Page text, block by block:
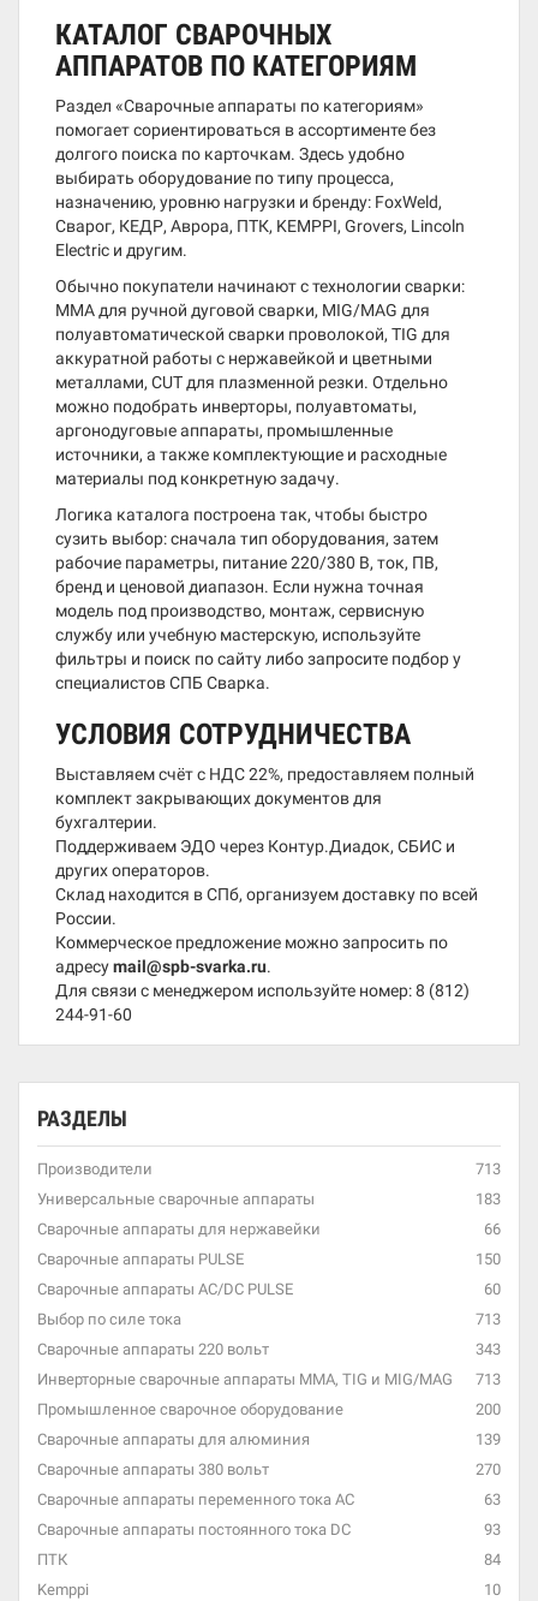
КАТАЛОГ СВАРОЧНЫХ
АППАРАТОВ ПО КАТЕГОРИЯМ
Раздел «Сварочные аппараты по категориям»
помогает сориентироваться в ассортименте без
долгого поиска по карточкам. Здесь удобно
выбирать оборудование по типу процесса,
назначению, уровню нагрузки и бренду: FoxWeld,
Сварог, КЕДР, Аврора, ПТК, KEMPPI, Grovers, Lincoln
Electric и другим.
Обычно покупатели начинают с технологии сварки:
MMA для ручной дуговой сварки, MIG/MAG для
полуавтоматической сварки проволокой, TIG для
аккуратной работы с нержавейкой и цветными
металлами, CUT для плазменной резки. Отдельно
можно подобрать инверторы, полуавтоматы,
аргонодуговые аппараты, промышленные
источники, а также комплектующие и расходные
материалы под конкретную задачу.
Логика каталога построена так, чтобы быстро
сузить выбор: сначала тип оборудования, затем
рабочие параметры, питание 220/380 В, ток, ПВ,
бренд и ценовой диапазон. Если нужна точная
модель под производство, монтаж, сервисную
службу или учебную мастерскую, используйте
фильтры и поиск по сайту либо запросите подбор у
специалистов СПБ Сварка.
УСЛОВИЯ СОТРУДНИЧЕСТВА
Выставляем счёт с НДС 22%, предоставляем полный
комплект закрывающих документов для
бухгалтерии.
Поддерживаем ЭДО через Контур.Диадок, СБИС и
других операторов.
Склад находится в СПб, организуем доставку по всей
России.
Коммерческое предложение можно запросить по
адресуmail@spb-svarka.ru.
Для связи с менеджером используйте номер:8 (812)
244-91-60
РАЗДЕЛЫ
Производители
713
Универсальные сварочные аппараты
183
Сварочные аппараты для нержавейки
66
Сварочные аппараты PULSE
150
Сварочные аппараты AC/DC PULSE
60
Выбор по силе тока
713
Сварочные аппараты 220 вольт
343
Инверторные сварочные аппараты MMA, TIG и MIG/MAG
713
Промышленное сварочное оборудование
200
Сварочные аппараты для алюминия
139
Сварочные аппараты 380 вольт
270
Сварочные аппараты переменного тока AC
63
Сварочные аппараты постоянного тока DC
93
ПТК
84
Kemppi
10